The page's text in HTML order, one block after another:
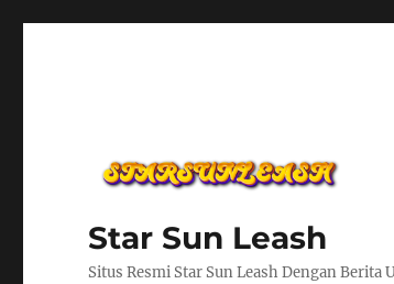
Star Sun Leash
Situs Resmi Star Sun Leash Dengan Berita